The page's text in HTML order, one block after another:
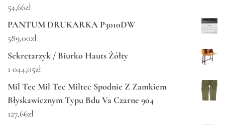
54,66zł
PANTUM DRUKARKA P3010DW
589,00zł
Sekretarzyk / Biurko Hauts Żółty
1 044,05zł
Mil Tec Mil Tec Miltec Spodnie Z Zamkiem
Błyskawicznym Typu Bdu Va Czarne 904
127,66zł